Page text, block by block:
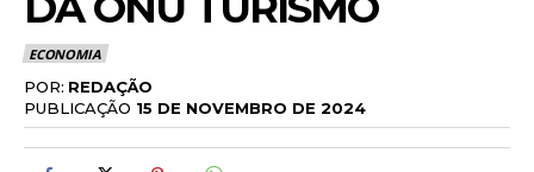
ECONOMIA
POR: REDAÇÃO
PUBLICAÇÃO 15 DE NOVEMBRO DE 2024